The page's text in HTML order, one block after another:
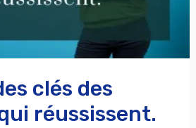
clés des
réussissent.